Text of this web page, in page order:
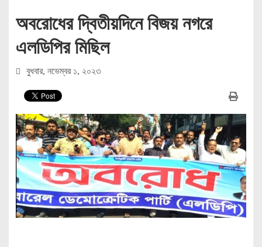
অবরোধের দ্বিতীয়দিনে বিজয় নগরে
এলডিপির মিছিল
বুধবার, নভেম্বর ১, ২০২৩